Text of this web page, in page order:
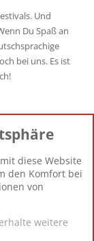
Und
Du Spaß an
bei uns. Es ist
12.427
Berlin
diese Website
den Komfort bei
von
weitere